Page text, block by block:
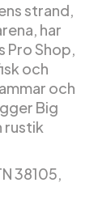
strand,
har
Pro Shop,
och
och
Big
rustik
38105,